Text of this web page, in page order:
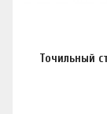
Точильный